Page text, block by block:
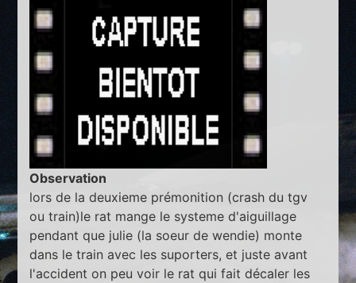
Observation
lors de la deuxieme prémonition (crash du tgv
ou train)le rat mange le systeme d'aiguillage
pendant que julie (la soeur de wendie) monte
dans le train avec les suporters, et juste avant
l'accident on peu voir le rat qui fait décaler les